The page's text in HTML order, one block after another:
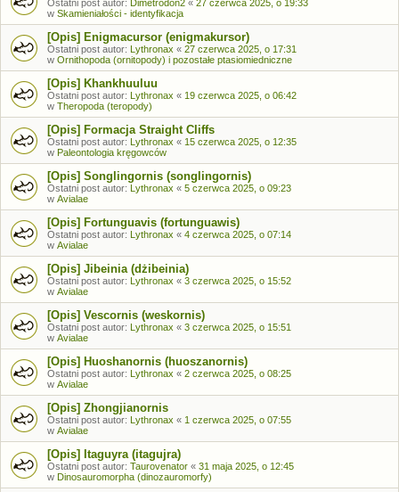
Ostatni post autor: Dimetrodon2 « 27 czerwca 2025, o 19:33
w Skamieniałości - identyfikacja
[Opis] Enigmacursor (enigmakursor)
Ostatni post autor: Lythronax « 27 czerwca 2025, o 17:31
w Ornithopoda (ornitopody) i pozostałe ptasiomiedniczne
[Opis] Khankhuuluu
Ostatni post autor: Lythronax « 19 czerwca 2025, o 06:42
w Theropoda (teropody)
[Opis] Formacja Straight Cliffs
Ostatni post autor: Lythronax « 15 czerwca 2025, o 12:35
w Paleontologia kręgowców
[Opis] Songlingornis (songlingornis)
Ostatni post autor: Lythronax « 5 czerwca 2025, o 09:23
w Avialae
[Opis] Fortunguavis (fortunguawis)
Ostatni post autor: Lythronax « 4 czerwca 2025, o 07:14
w Avialae
[Opis] Jibeinia (dżibeinia)
Ostatni post autor: Lythronax « 3 czerwca 2025, o 15:52
w Avialae
[Opis] Vescornis (weskornis)
Ostatni post autor: Lythronax « 3 czerwca 2025, o 15:51
w Avialae
[Opis] Huoshanornis (huoszanornis)
Ostatni post autor: Lythronax « 2 czerwca 2025, o 08:25
w Avialae
[Opis] Zhongjianornis
Ostatni post autor: Lythronax « 1 czerwca 2025, o 07:55
w Avialae
[Opis] Itaguyra (itagujra)
Ostatni post autor: Taurovenator « 31 maja 2025, o 12:45
w Dinosauromorpha (dinozauromorfy)